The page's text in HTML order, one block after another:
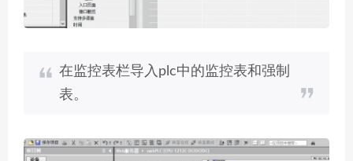
在监控表栏导入plc中的监控表和强制
表。